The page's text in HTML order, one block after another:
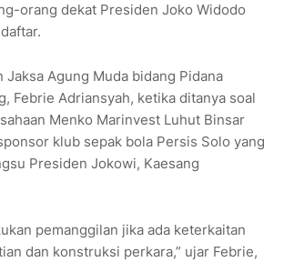
orang dekat Presiden Joko Widodo
Jaksa Agung Muda bidang Pidana
Febrie Adriansyah, ketika ditanya soal
Menko Marinvest Luhut Binsar
klub sepak bola Persis Solo yang
Presiden Jokowi, Kaesang
pemanggilan jika ada keterkaitan
dan konstruksi perkara,” ujar Febrie,